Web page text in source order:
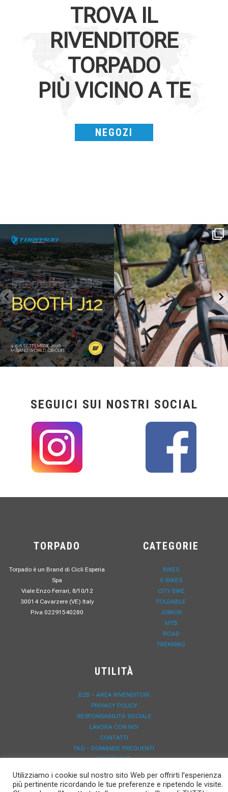
TROVA IL
RIVENDITORE
TORPADO
PIÙ VICINO A TE
NEGOZI
IBF sta per...
17 1
Kepler R è la gravel pensata per affrontare
lunghe...
27 0
SEGUICI SUI NOSTRI SOCIAL
TORPADO
Torpado è un Brand di Cicli Esperia
Spa
Viale Enzo Ferrari, 8/10/12
30014 Cavarzere (VE) Italy
P.iva 02291540280
CATEGORIE
BIKES
E-BIKES
CITY BIKE
FOLDABLE
JUNIOR
MTB
ROAD
TREKKING
UTILITÀ
B2B – AREA RIVENDITORI
PRIVACY POLICY
RESPONSABILITÀ SOCIALE
LAVORA CON NOI
CONTATTI
FAQ – DOMANDE FREQUENTI
DOWNLOAD
REGISTRAZIONE GARANZIA
Utilizziamo i cookie sul nostro sito Web per offrirti l'esperienza
più pertinente ricordando le tue preferenze e ripetendo le visite.